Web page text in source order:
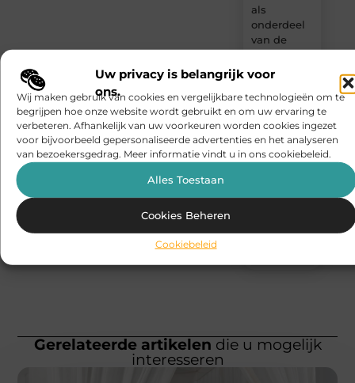
Uw privacy is belangrijk voor
ons.
Wij maken gebruik van cookies en vergelijkbare technologieën om te
begrijpen hoe onze website wordt gebruikt en om uw ervaring te
verbeteren. Afhankelijk van uw voorkeuren worden cookies ingezet
voor bijvoorbeeld gepersonaliseerde advertenties en het analyseren
van bezoekersgedrag. Meer informatie vindt u in ons cookiebeleid.
Alles Toestaan
Cookies Beheren
Cookiebeleid
als
onderdeel
van de
van
Slotenmaker
Geldrop bij
inbraakschade
en spoed
Gerelateerde artikelen die u mogelijk
interesseren